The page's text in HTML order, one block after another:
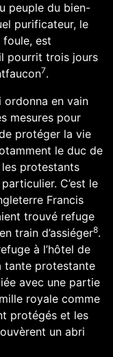
peuple du bien-
purificateur, le
est
pourrit trois jours
7.
ordonna en vain
mesures pour
protéger la vie
le duc de
protestants
C’est le
Francis
trouvé refuge
train d’assiéger8.
à l’hôtel de
tante protestante
avec une partie
royale comme
protégés et les
un abri